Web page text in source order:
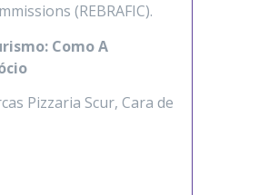
(REBRAFIC).
Como A
Pizzaria Scur, Cara de